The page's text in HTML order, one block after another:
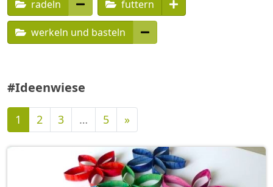
radeln futtern
werkeln und basteln
#Ideenwiese
1 2 3 … 5 »Nächste